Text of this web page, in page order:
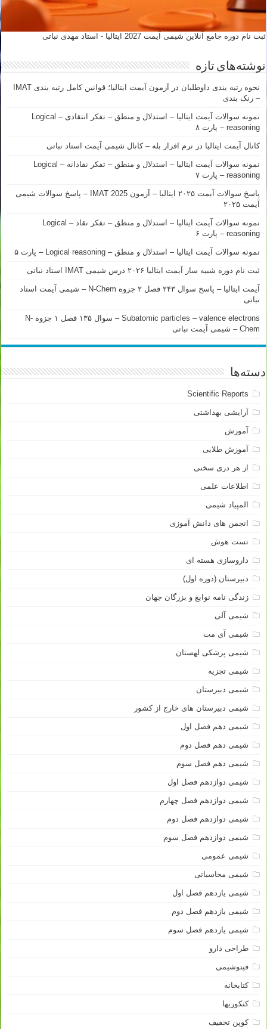
ثبت نام دوره جامع آنلاین شیمی آیمت 2027 ایتالیا - استاد مهدی نباتی
نوشته‌های تازه
نحوه رتبه بندی داوطلبان در آزمون آیمت ایتالیا؛ قوانین کامل رتبه بندی IMAT
– رنک بندی
نمونه سوالات آیمت ایتالیا – استدلال و منطق – تفکر انتقادی – Logical
reasoning – پارت ۸
کانال آیمت ایتالیا در نرم افزار بله – کانال شیمی آیمت استاد نباتی
نمونه سوالات آیمت ایتالیا – استدلال و منطق – تفکر نقادانه – Logical
reasoning – پارت ۷
پاسخ سوالات آیمت ۲۰۲۵ ایتالیا – آزمون IMAT 2025 – پاسخ سوالات شیمی
آیمت ۲۰۲۵
نمونه سوالات آیمت ایتالیا – استدلال و منطق – تفکر نقاد – Logical
reasoning – پارت ۶
نمونه سوالات آیمت ایتالیا – استدلال و منطق – Logical reasoning – پارت ۵
ثبت نام دوره شبیه ساز آیمت ایتالیا ۲۰۲۶ درس شیمی IMAT استاد نباتی
آیمت ایتالیا – پاسخ سوال ۲۴۳ فصل ۲ جزوه N-Chem – شیمی آیمت استاد
نباتی
Subatomic particles – valence electrons – سوال ۱۳۵ فصل ۱ جزوه N-
Chem – شیمی آیمت نباتی
دسته‌ها
Scientific Reports
آرایشی بهداشتی
آموزش
آموزش طلایی
از هر دری سخنی
اطلاعات علمی
المپیاد شیمی
انجمن های دانش آموزی
تست هوش
داروسازی هسته ای
دبیرستان (دوره اول)
زندگی نامه نوابغ و بزرگان جهان
شیمی آلی
شیمی آی مت
شیمی پزشکی لهستان
شیمی تجزیه
شیمی دبیرستان
شیمی دبیرستان های خارج از کشور
شیمی دهم فصل اول
شیمی دهم فصل دوم
شیمی دهم فصل سوم
شیمی دوازدهم فصل اول
شیمی دوازدهم فصل چهارم
شیمی دوازدهم فصل دوم
شیمی دوازدهم فصل سوم
شیمی عمومی
شیمی محاسباتی
شیمی یازدهم فصل اول
شیمی یازدهم فصل دوم
شیمی یازدهم فصل سوم
طراحی دارو
فیتوشیمی
کتابخانه
کنکوریها
کوپن تخفیف